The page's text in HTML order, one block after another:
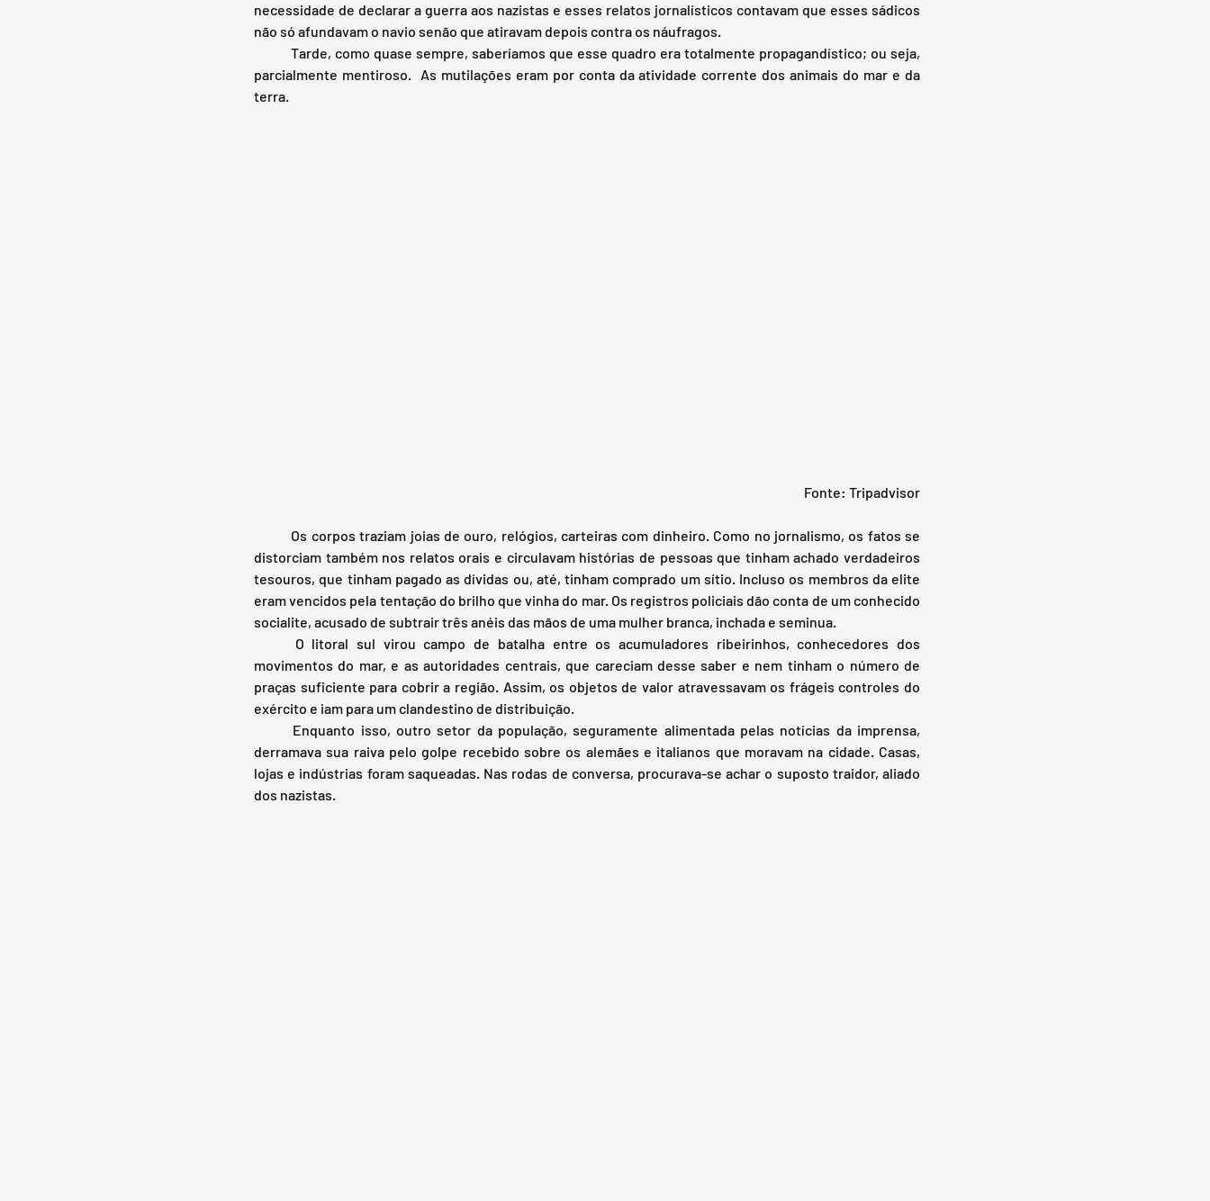
necessidade de declarar a guerra aos nazistas e esses relatos jornalísticos contavam que esses sádicos
não só afundavam o navio senão que atiravam depois contra os náufragos.
parcialmente mentiroso.  As mutilações eram por conta da atividade corrente dos animais do mar e da
terra.
Fonte: Tripadvisor
distorciam também nos relatos orais e circulavam histórias de pessoas que tinham achado verdadeiros
tesouros, que tinham pagado as dívidas ou, até, tinham comprado um sítio. Incluso os membros da elite
eram vencidos pela tentação do brilho que vinha do mar. Os registros policiais dão conta de um conhecido
socialite, acusado de subtrair três anéis das mãos de uma mulher branca, inchada e seminua.
movimentos do mar, e as autoridades centrais, que careciam desse saber e nem tinham o número de
praças suficiente para cobrir a região. Assim, os objetos de valor atravessavam os frágeis controles do
exército e iam para um clandestino de distribuição.
derramava sua raiva pelo golpe recebido sobre os alemães e italianos que moravam na cidade. Casas,
lojas e indústrias foram saqueadas. Nas rodas de conversa, procurava-se achar o suposto traidor, aliado
dos nazistas.